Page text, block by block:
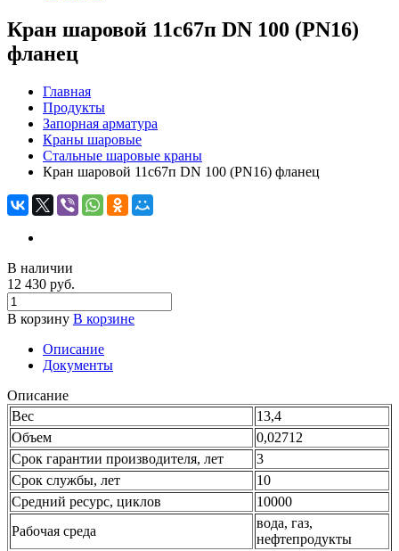
Кран шаровой 11с67п DN 100 (PN16)
фланец
Главная
Продукты
Запорная арматура
Краны шаровые
Стальные шаровые краны
Кран шаровой 11с67п DN 100 (PN16) фланец
В наличии
12 430 руб.
В корзину В корзине
Описание
Документы
Описание
Вес
13,4
Объем
0,02712
Срок гарантии производителя, лет
3
Срок службы, лет
10
Средний ресурс, циклов
10000
Рабочая среда
вода, газ,
нефтепродукты